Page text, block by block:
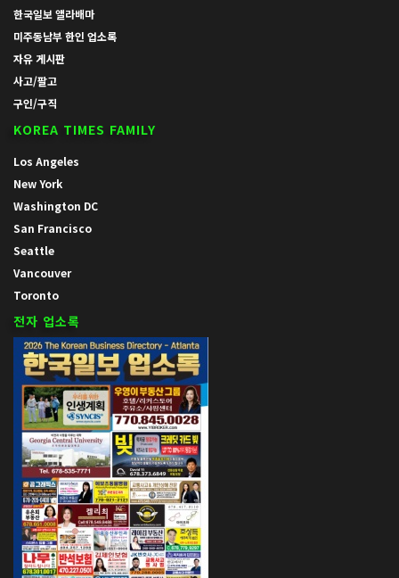
한국일보 앨라배마
미주동남부 한인 업소록
자유 게시판
사고/팔고
구인/구직
KOREA TIMES FAMILY
Los Angeles
New York
Washington DC
San Francisco
Seattle
Vancouver
Toronto
전자 업소록